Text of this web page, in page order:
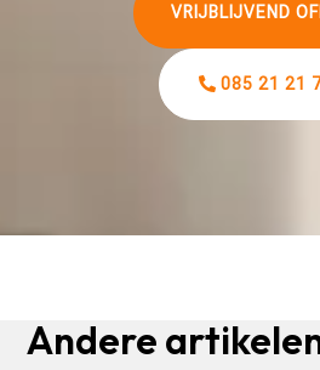
VRIJBLIJVEND
085 21 21
Andere